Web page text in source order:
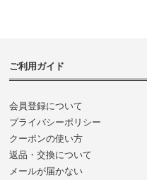
ご利用ガイド
会員登録について
プライバシーポリシー
クーポンの使い方
返品・交換について
メールが届かない